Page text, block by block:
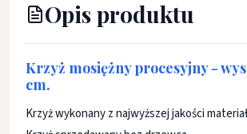
Opis produktu
Krzyż mosiężny procesyjny -
cm.
Krzyż wykonany z najwyższej jakości